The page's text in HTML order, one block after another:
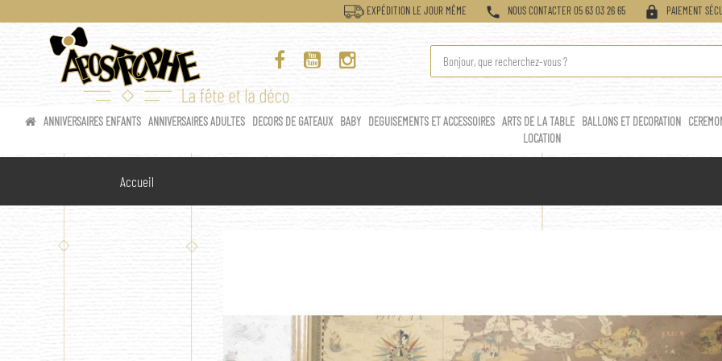
EXPÉDITION LE JOUR MÊME phone NOUS CONTACTER 05 63 03 26 65 lock PAIEMENT
ANNIVERSAIRES ENFANTS ANNIVERSAIRES ADULTES DECORS DE GATEAUX BABY DEGUISEMENTS ET ACCESSOIRES ARTS DE LA TABLE BALLONS ET DECORATION
LOCATION
Accueil